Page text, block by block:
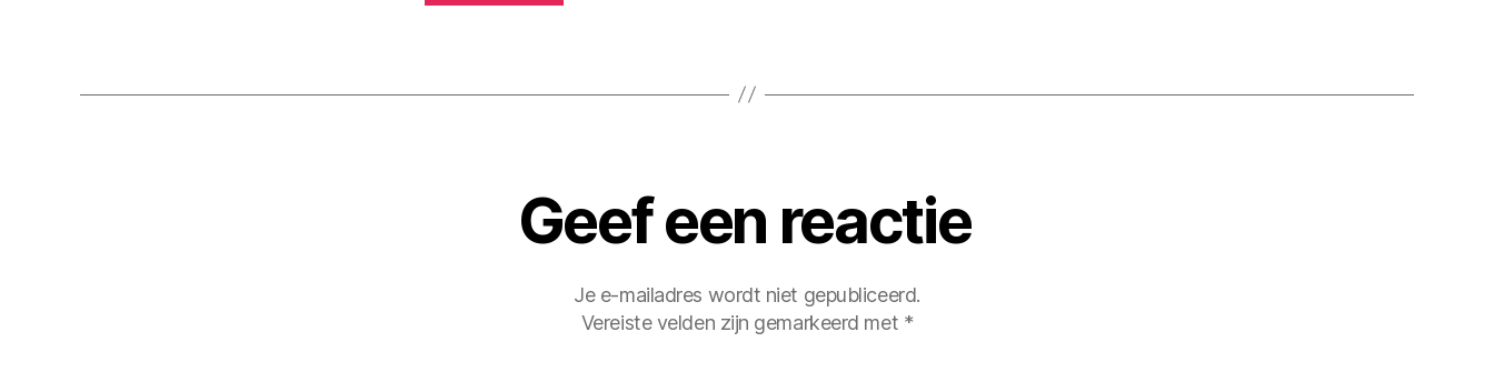
Geef een reactie
Je e-mailadres wordt niet gepubliceerd.
Vereiste velden zijn gemarkeerd met *